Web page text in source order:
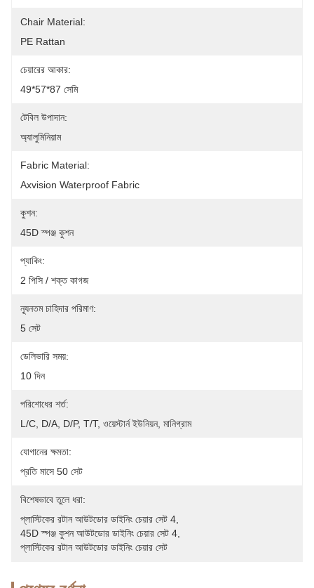
Chair Material:
PE Rattan
চেয়ারের আকার:
49*57*87 সেমি
টেবিল উপাদান:
অ্যালুমিনিয়াম
Fabric Material:
Axvision Waterproof Fabric
কুশন:
45D স্পঞ্জ কুশন
প্যাকিং:
2 পিসি / শক্ত কাগজ
ন্যূনতম চাহিদার পরিমাণ:
5 সেট
ডেলিভারি সময়:
10 দিন
পরিশোধের শর্ত:
L/C, D/A, D/P, T/T, ওয়েস্টার্ন ইউনিয়ন, মানিগ্রাম
যোগানের ক্ষমতা:
প্রতি মাসে 50 সেট
বিশেষভাবে তুলে ধরা:
প্লাস্টিকের রটান আউটডোর ডাইনিং চেয়ার সেট 4
45D স্পঞ্জ কুশন আউটডোর ডাইনিং চেয়ার সেট 4
প্লাস্টিকের রটান আউটডোর ডাইনিং চেয়ার সেট